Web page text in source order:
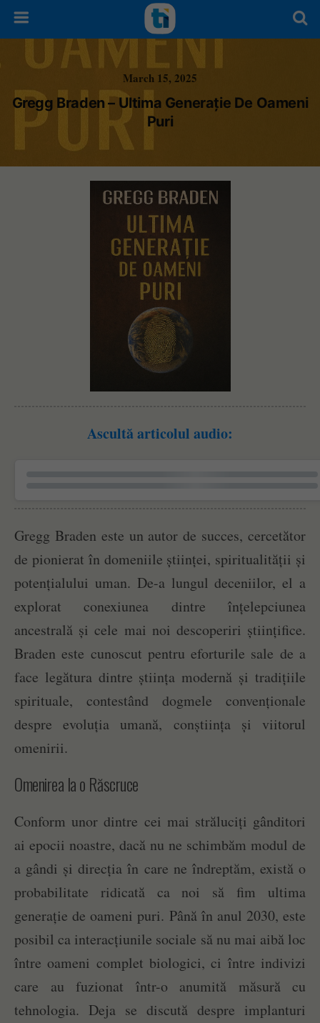
March 15, 2025
Gregg Braden – Ultima Generație De Oameni
Puri
Ascultă articolul audio:
Gregg Braden este un autor de succes, cercetător
de pionierat în domeniile științei, spiritualității și
potențialului uman. De-a lungul deceniilor, el a
explorat conexiunea dintre înțelepciunea
ancestrală și cele mai noi descoperiri științifice.
Braden este cunoscut pentru eforturile sale de a
face legătura dintre știința modernă și tradițiile
spirituale, contestând dogmele convenționale
despre evoluția umană, conștiința și viitorul
omenirii.
Omenirea la o Răscruce
Conform unor dintre cei mai străluciți gânditori
ai epocii noastre, dacă nu ne schimbăm modul de
a gândi și direcția în care ne îndreptăm, există o
probabilitate ridicată ca noi să fim ultima
generație de oameni puri. Până în anul 2030, este
posibil ca interacțiunile sociale să nu mai aibă loc
între oameni complet biologici, ci între indivizi
care au fuzionat într-o anumită măsură cu
tehnologia. Deja se discută despre implanturi